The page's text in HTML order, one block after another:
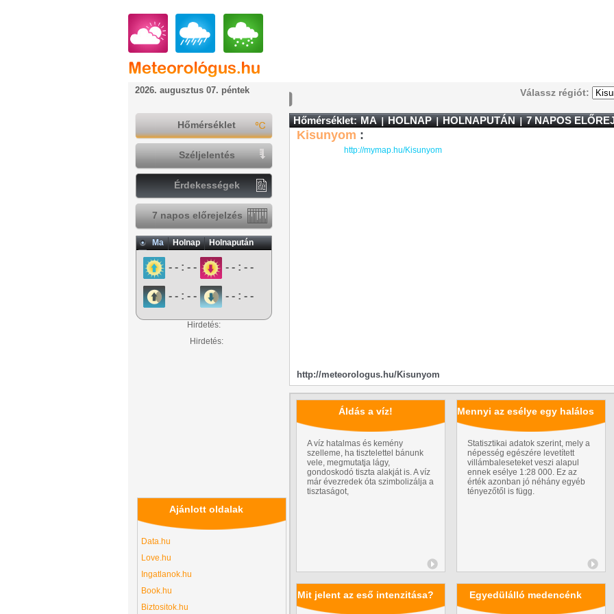
2026. augusztus 07. péntek Válassz régiót:
Hőmérséklet: MA HOLNAP HOLNAPUTÁN 7 NAPOS
Kisunyom :
http://mymap.hu/Kisunyom
http://meteorologus.hu/Kisunyom
Áldás a víz!
A víz hatalmas és kemény
szelleme, ha tisztelettel bánunk
vele, megmutatja lágy,
gondoskodó tiszta alakját is. A víz
már évezredek óta szimbolizálja a
tisztaságot,
Mennyi az esélye egy halálos
kimenetelű
villámcsapásnak?
Statisztikai adatok szerint, mely a
népesség egészére levetített
villámbaleseteket veszi alapul
ennek esélye 1:28 000. Ez az
érték azonban jó néhány egyéb
tényezőtől is függ.
Mit jelent az eső intenzitása? Egyedülálló medencénk
Hőmérséklet
Széljelentés
Érdekességek
7 napos előrejelzés
Ma Holnap Holnapután
- - : - - - - : - -
- - : - - - - : - -
Hirdetés:
Hirdetés:
Ajánlott oldalak
Data.hu
Love.hu
Ingatlanok.hu
Book.hu
Biztositok.hu